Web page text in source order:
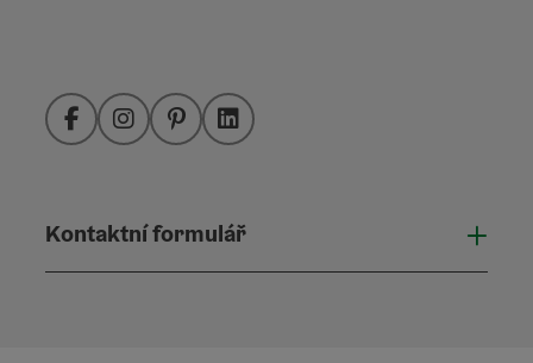
FacebookInstagramPinterestLinkedIn
Kontaktní formulář